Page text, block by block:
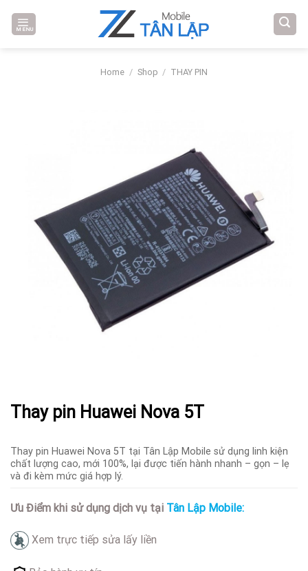
MENU
Home / Shop / THAY PIN
Thay pin Huawei Nova 5T
Thay pin Huawei Nova 5T tại Tân Lập Mobile sử dụng linh kiện
chất lượng cao, mới 100%, lại được tiến hành nhanh – gọn – lẹ
và đi kèm mức giá hợp lý.
Ưu Điểm khi sử dụng dịch vụ tại Tân Lập Mobile:
Xem trực tiếp sửa lấy liền